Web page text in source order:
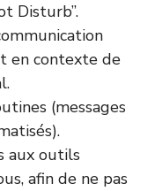
Disturb”.
en contexte de
(messages
aux outils
afin de ne pas